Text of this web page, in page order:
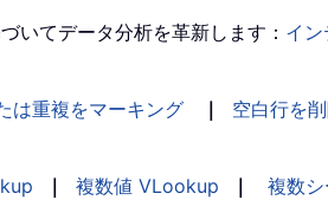
づいてデータ分析を革新します： イ
は重複をマーキング ｜ 空白行を
｜ 複数値 VLookup ｜ 複数